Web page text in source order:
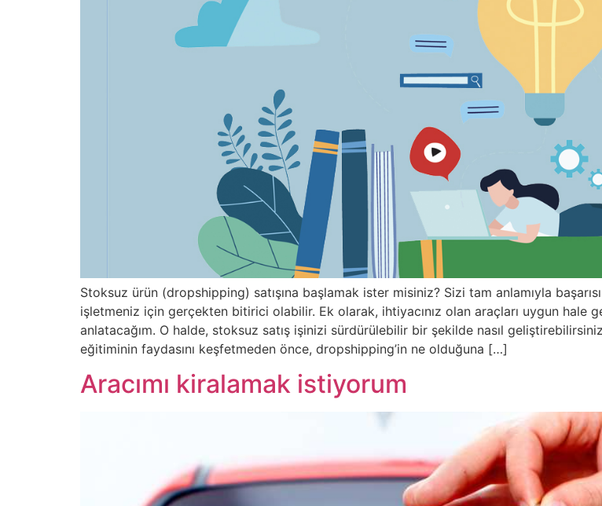
Stoksuz ürün (dropshipping) satışına başlamak ister misiniz? Sizi tam anlamıyla
işletmeniz için gerçekten bitirici olabilir. Ek olarak, ihtiyacınız olan araçları uygun
anlatacağım. O halde, stoksuz satış işinizi sürdürülebilir bir şekilde nasıl
eğitiminin faydasını keşfetmeden önce, dropshipping’in ne olduğuna […]
Aracımı kiralamak istiyorum